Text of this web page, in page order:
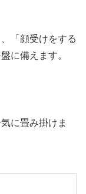
「顔受けをする
に備えます。
に畳み掛けま